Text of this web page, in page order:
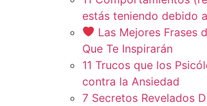
estás teniendo debido
Las Mejores Frases
Que Te Inspirarán
11 Trucos que los
contra la Ansiedad
7 Secretos Revelados